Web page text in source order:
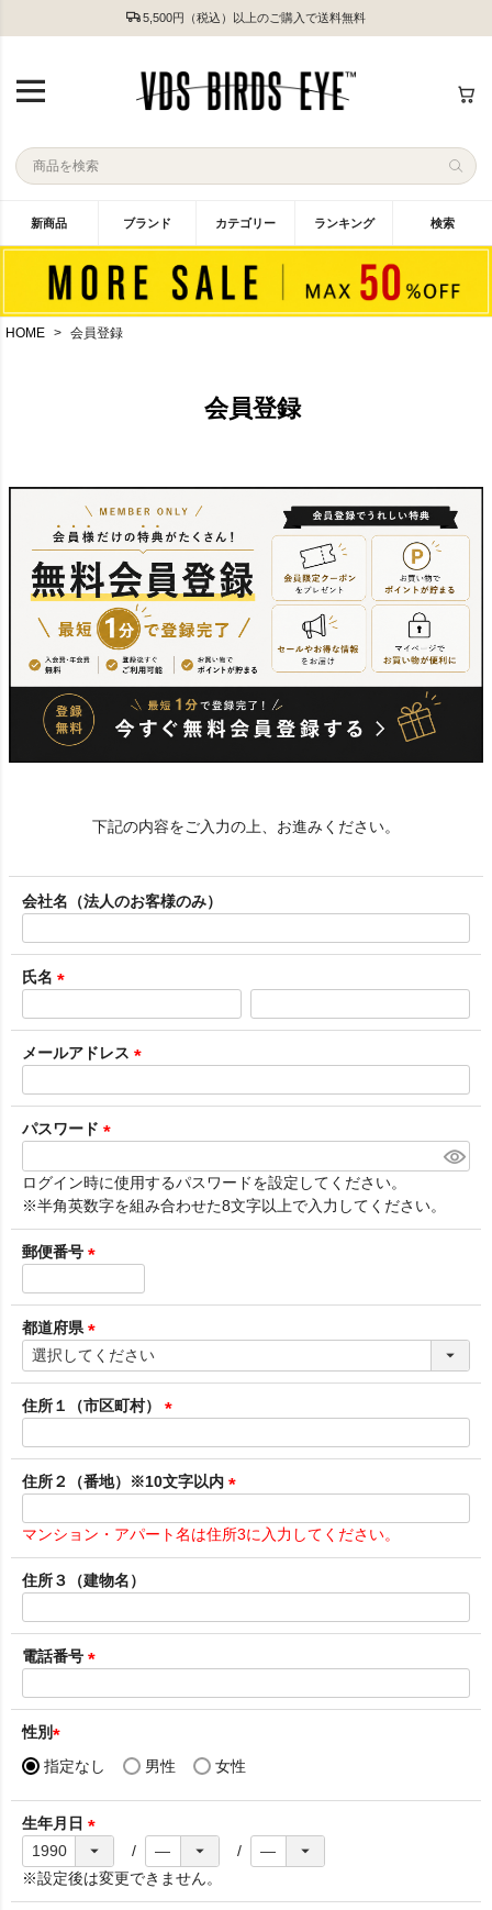
5,500円（税込）以上のご購入で送料無料
新商品 ブランド カテゴリー ランキング 検索
HOME 会員登録
会員登録
下記の内容をご入力の上、お進みください。
会社名（法人のお客様のみ）
氏名
必
須
メールアドレス
必
パスワード
必
須
)
ログイン時に使用するパスワードを設定してください。
※半角英数字を組み合わせた8文字以上で入力してください。
郵便番号
必
須
)
都道府県
(
必
須
住所１（市区町村）
必
須
住所２（番地）※10文字以内
必
須
マンション・アパート名は住所3に入力してください。
住所３（建物名）
電話番号
必
性別
(
須
)
指定なし 男性 女性
生年月日
(
必
須
※設定後は変更できません。